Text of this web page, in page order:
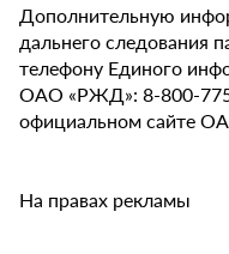
Дополнительную
дальнего следования
телефону Единого
ОАО «РЖД»: 8-800-
официальном сайте
На правах рекламы